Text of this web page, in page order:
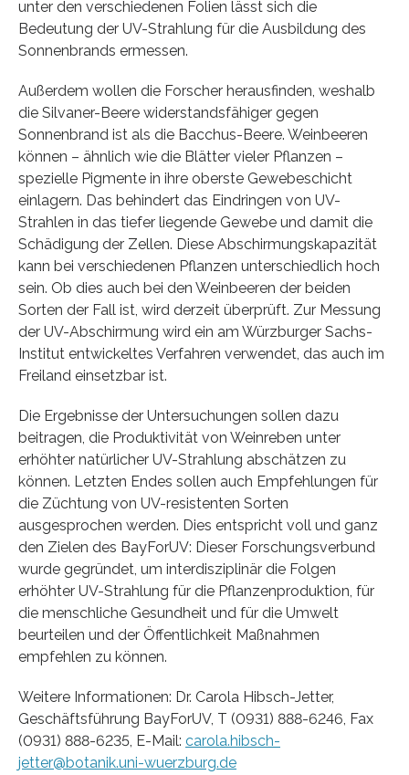
unter den verschiedenen Folien lässt sich die
Bedeutung der UV-Strahlung für die Ausbildung des
Sonnenbrands ermessen.
Außerdem wollen die Forscher herausfinden, weshalb
die Silvaner-Beere widerstandsfähiger gegen
Sonnenbrand ist als die Bacchus-Beere. Weinbeeren
können – ähnlich wie die Blätter vieler Pflanzen –
spezielle Pigmente in ihre oberste Gewebeschicht
einlagern. Das behindert das Eindringen von UV-
Strahlen in das tiefer liegende Gewebe und damit die
Schädigung der Zellen. Diese Abschirmungskapazität
kann bei verschiedenen Pflanzen unterschiedlich hoch
sein. Ob dies auch bei den Weinbeeren der beiden
Sorten der Fall ist, wird derzeit überprüft. Zur Messung
der UV-Abschirmung wird ein am Würzburger Sachs-
Institut entwickeltes Verfahren verwendet, das auch im
Freiland einsetzbar ist.
Die Ergebnisse der Untersuchungen sollen dazu
beitragen, die Produktivität von Weinreben unter
erhöhter natürlicher UV-Strahlung abschätzen zu
können. Letzten Endes sollen auch Empfehlungen für
die Züchtung von UV-resistenten Sorten
ausgesprochen werden. Dies entspricht voll und ganz
den Zielen des BayForUV: Dieser Forschungsverbund
wurde gegründet, um interdisziplinär die Folgen
erhöhter UV-Strahlung für die Pflanzenproduktion, für
die menschliche Gesundheit und für die Umwelt
beurteilen und der Öffentlichkeit Maßnahmen
empfehlen zu können.
Weitere Informationen: Dr. Carola Hibsch-Jetter,
Geschäftsführung BayForUV, T (0931) 888-6246, Fax
(0931) 888-6235, E-Mail: carola.hibsch-
jetter@botanik.uni-wuerzburg.de